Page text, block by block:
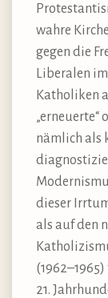
wahre
gegen die
Liberalen
Katholiken
„erneuerte“
nämlich als
dieser
als auf den
21.